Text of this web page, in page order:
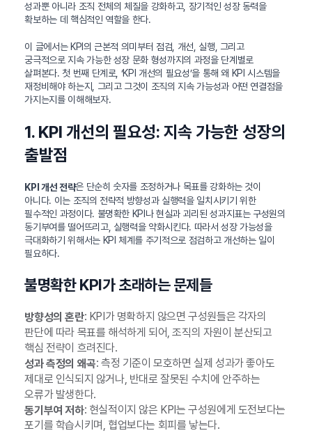
성과뿐 아니라 조직 전체의 체질을 강화하고, 장기적인 성장 동력을
확보하는 데 핵심적인 역할을 한다.
이 글에서는 KPI의 근본적 의미부터 점검, 개선, 실행, 그리고
궁극적으로 지속 가능한 성장 문화 형성까지의 과정을 단계별로
살펴본다. 첫 번째 단계로, ‘KPI 개선의 필요성’을 통해 왜 KPI 시스템을
재정비해야 하는지, 그리고 그것이 조직의 지속 가능성과 어떤 연결점을
가지는지를 이해해보자.
1. KPI 개선의 필요성: 지속 가능한 성장의
출발점
KPI 개선 전략은 단순히 숫자를 조정하거나 목표를 강화하는 것이
아니다. 이는 조직의 전략적 방향성과 실행력을 일치시키기 위한
필수적인 과정이다. 불명확한 KPI나 현실과 괴리된 성과지표는 구성원의
동기부여를 떨어뜨리고, 실행력을 약화시킨다. 따라서 성장 가능성을
극대화하기 위해서는 KPI 체계를 주기적으로 점검하고 개선하는 일이
필요하다.
불명확한 KPI가 초래하는 문제들
방향성의 혼란: KPI가 명확하지 않으면 구성원들은 각자의
판단에 따라 목표를 해석하게 되어, 조직의 자원이 분산되고
핵심 전략이 흐려진다.
성과 측정의 왜곡: 측정 기준이 모호하면 실제 성과가 좋아도
제대로 인식되지 않거나, 반대로 잘못된 수치에 안주하는
오류가 발생한다.
동기부여 저하: 현실적이지 않은 KPI는 구성원에게 도전보다는
포기를 학습시키며, 협업보다는 회피를 낳는다.